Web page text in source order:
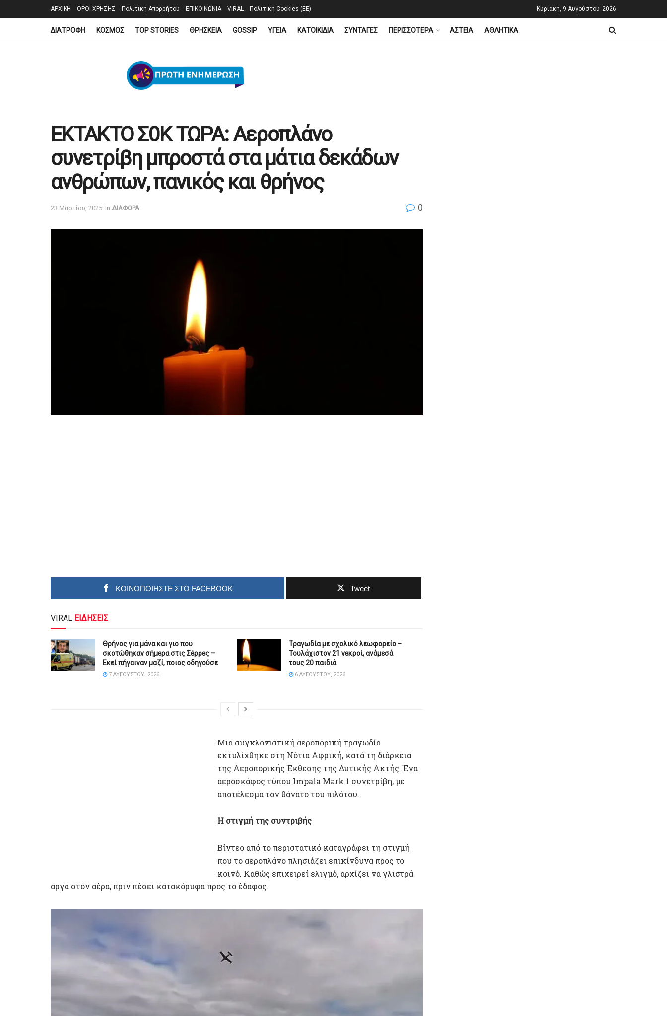
ΑΡΧΙΚΗ ΟΡΟΙ ΧΡΗΣΗΣ Πολιτική Απορρήτου ΕΠΙΚΟΙΝΩΝΙΑ VIRAL Πολιτική Cookies (ΕΕ) Κυριακή, 9 Αυγούστου, 2026
ΔΙΑΤΡΟΦΗ ΚΟΣΜΟΣ TOP STORIES ΘΡΗΣΚΕΙΑ GOSSIP YΓΕΙΑ ΚΑΤΟΙΚΙΔΙΑ ΣΥΝΤΑΓΕΣ ΠΕΡΙΣΣΟΤΕΡΑ ΑΣΤΕΙΑ ΑΘΛΗΤΙΚΑ
ΕΚΤΑΚΤΟ Σ0K ΤΩΡΑ: Αεροπλάνο
συνετρίβη μπροστά στα μάτια δεκάδων
ανθρώπων, πανικός και θρήνος
23 Μαρτίου, 2025 in ΔΙΑΦΟΡΑ 0
ΚΟΙΝΟΠΟΙΗΣΤΕ ΣΤΟ FACEBOOK Tweet
VIRAL ΕΙΔΗΣΕΙΣ
Θρήνος για μάνα και γιο που
σκοτώθηκαν σήμερα στις Σέρρες –
Εκεί πήγαιναν μαζί, ποιος οδηγούσε
7 ΑΥΓΟΎΣΤΟΥ, 2026
Τραγωδία με σχολικό λεωφορείο –
Τουλάχιστον 21 νεκροί, ανάμεσά
τους 20 παιδιά
6 ΑΥΓΟΎΣΤΟΥ, 2026
Μια συγκλονιστική αεροπορική τραγωδία
εκτυλίχθηκε στη Νότια Αφρική, κατά τη διάρκεια
της Αεροπορικής Έκθεσης της Δυτικής Ακτής. Ένα
αεροσκάφος τύπου Impala Mark 1 συνετρίβη, με
αποτέλεσμα τον θάνατο του πιλότου.
Η στιγμή της συντριβής
Βίντεο από το περιστατικό καταγράφει τη στιγμή
που το αεροπλάνο πλησιάζει επικίνδυνα προς το
κοινό. Καθώς επιχειρεί ελιγμό, αρχίζει να γλιστρά
αργά στον αέρα, πριν πέσει κατακόρυφα προς το έδαφος.